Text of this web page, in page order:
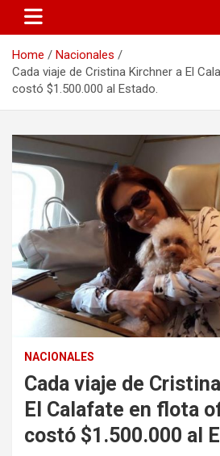
Home
Nacionales
Cada viaje de Cristina Kirchner a El
costó $1.500.000 al Estado.
NACIONALES
Cada viaje de
El Calafate en flota
costó $1.500.000 al